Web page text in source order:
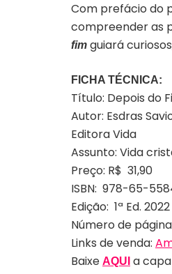
Com prefácio do
compreender as
fim guiará
FICHA TÉCNICA:
Título: Depois do
Autor: Esdras
Editora Vida
Assunto: Vida
Preço: R$ 31,90
ISBN: 978-65-
Edição: 1ª Ed. 2022
Número de
Links de venda:
Baixe AQUI a